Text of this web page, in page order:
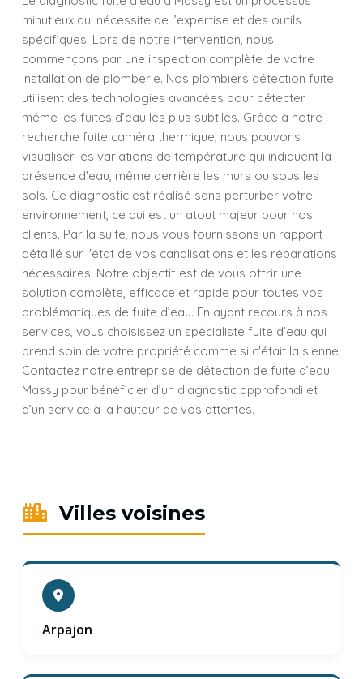
minutieux qui nécessite de l’expertise et des outils
spécifiques. Lors de notre intervention, nous
commençons par une inspection complète de votre
installation de plomberie. Nos plombiers détection fuite
utilisent des technologies avancées pour détecter
même les fuites d’eau les plus subtiles. Grâce à notre
recherche fuite caméra thermique, nous pouvons
visualiser les variations de température qui indiquent la
présence d'eau, même derrière les murs ou sous les
sols. Ce diagnostic est réalisé sans perturber votre
environnement, ce qui est un atout majeur pour nos
clients. Par la suite, nous vous fournissons un rapport
détaillé sur l'état de vos canalisations et les réparations
nécessaires. Notre objectif est de vous offrir une
solution complète, efficace et rapide pour toutes vos
problématiques de fuite d’eau. En ayant recours à nos
services, vous choisissez un spécialiste fuite d’eau qui
prend soin de votre propriété comme si c'était la sienne.
Contactez notre entreprise de détection de fuite d’eau
Massy pour bénéficier d’un diagnostic approfondi et
d’un service à la hauteur de vos attentes.
Villes voisines
Arpajon